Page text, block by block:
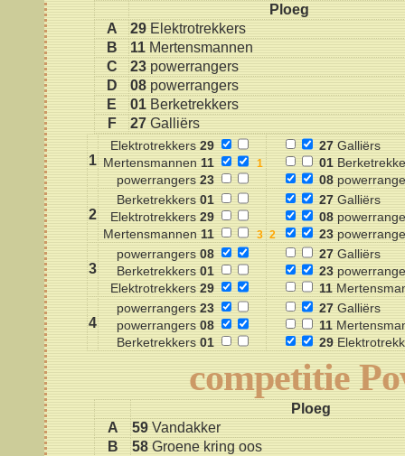
Ploeg
A
29 Elektrotrekkers
B
11 Mertensmannen
C
23 powerrangers
D
08 powerrangers
E
01 Berketrekkers
F
27 Galliërs
1
Elektrotrekkers 29
Mertensmannen 11
powerrangers 23
27Galliërs
01
08
2
Berketrekkers 01
Elektrotrekkers 29
Mertensmannen 11
27Galliërs
08
23
3
powerrangers 08
Berketrekkers 01
Elektrotrekkers 29
27Galliërs
23
11
4
powerrangers 23
powerrangers 08
Berketrekkers 01
27Galliërs
11
29
competitie
Ploeg
A
59 Vandakker
B
58 Groene kring oos